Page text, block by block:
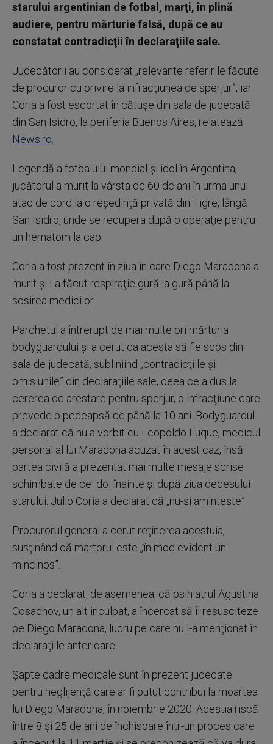
starului argentinian de fotbal, marţi, în plină
audiere, pentru mărturie falsă, după ce au
constatat contradicţii în declaraţiile sale.
Judecătorii au considerat „relevante referirile făcute
de procuror cu privire la infracţiunea de sperjur”, iar
Coria a fost escortat în cătuşe din sala de judecată
din San Isidro, la periferia Buenos Aires, relatează
News.ro
Legendă a fotbalului mondial şi idol în Argentina,
jucătorul a murit la vârsta de 60 de ani în urma unui
atac de cord la o reşedinţă privată din Tigre, lângă
San Isidro, unde se recupera după o operaţie pentru
un hematom la cap.
Coria a fost prezent în ziua în care Diego Maradona a
murit şi i-a făcut respiraţie gură la gură până la
sosirea medicilor.
Parchetul a întrerupt de mai multe ori mărturia
bodyguardului şi a cerut ca acesta să fie scos din
sala de judecată, subliniind „contradicţiile şi
omisiunile” din declaraţiile sale, ceea ce a dus la
cererea de arestare pentru sperjur, o infracţiune care
prevede o pedeapsă de până la 10 ani. Bodyguardul
a declarat că nu a vorbit cu Leopoldo Luque, medicul
personal al lui Maradona acuzat în acest caz, însă
partea civilă a prezentat mai multe mesaje scrise
schimbate de cei doi înainte şi după ziua decesului
starului. Julio Coria a declarat că „nu-şi aminteşte”.
Procurorul general a cerut reţinerea acestuia,
susţinând că martorul este „în mod evident un
mincinos”.
Coria a declarat, de asemenea, că psihiatrul Agustina
Cosachov, un alt inculpat, a încercat să îl resusciteze
pe Diego Maradona, lucru pe care nu l-a menţionat în
declaraţiile anterioare.
Şapte cadre medicale sunt în prezent judecate
pentru neglijenţă care ar fi putut contribui la moartea
lui Diego Maradona, în noiembrie 2020. Aceştia riscă
între 8 şi 25 de ani de închisoare într-un proces care